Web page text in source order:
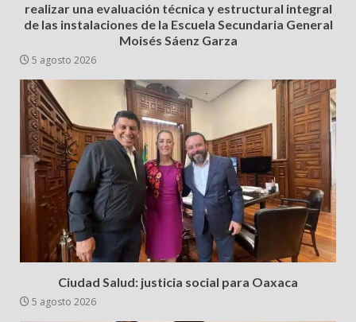
realizar una evaluación técnica y estructural integral
de las instalaciones de la Escuela Secundaria General
Moisés Sáenz Garza
5 agosto 2026
Ciudad Salud: justicia social para Oaxaca
5 agosto 2026